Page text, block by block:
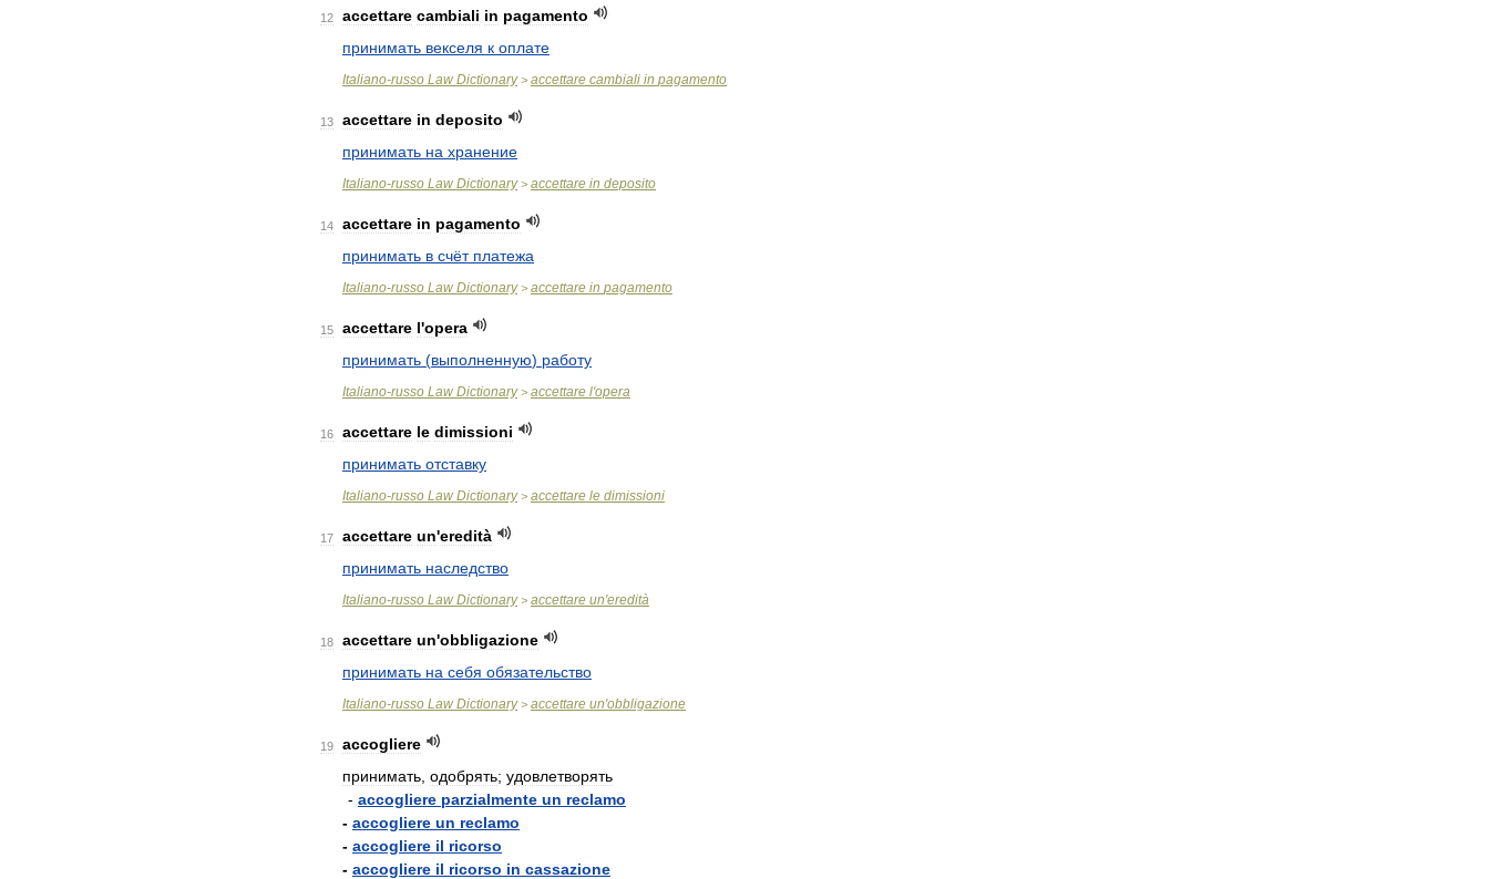
12 accettare cambiali in pagamento
принимать векселя к оплате
Italiano-russo Law Dictionary> accettare cambiali in pagamento
13 accettare in deposito
принимать на хранение
Italiano-russo Law Dictionary> accettare in deposito
14 accettare in pagamento
принимать в счёт платежа
Italiano-russo Law Dictionary> accettare in pagamento
15 accettare l'opera
принимать (выполненную) работу
Italiano-russo Law Dictionary> accettare l'opera
16 accettare le dimissioni
принимать отставку
Italiano-russo Law Dictionary> accettare le dimissioni
17 accettare un'eredità
принимать наследство
Italiano-russo Law Dictionary> accettare un'eredità
18 accettare un'obbligazione
принимать на себя обязательство
Italiano-russo Law Dictionary> accettare un'obbligazione
19
accogliere
принимать одобрять; удовлетворять
- accogliere parzialmente un reclamo
- accogliere un reclamo
- accogliere il ricorso
- accogliere il ricorso in cassazione